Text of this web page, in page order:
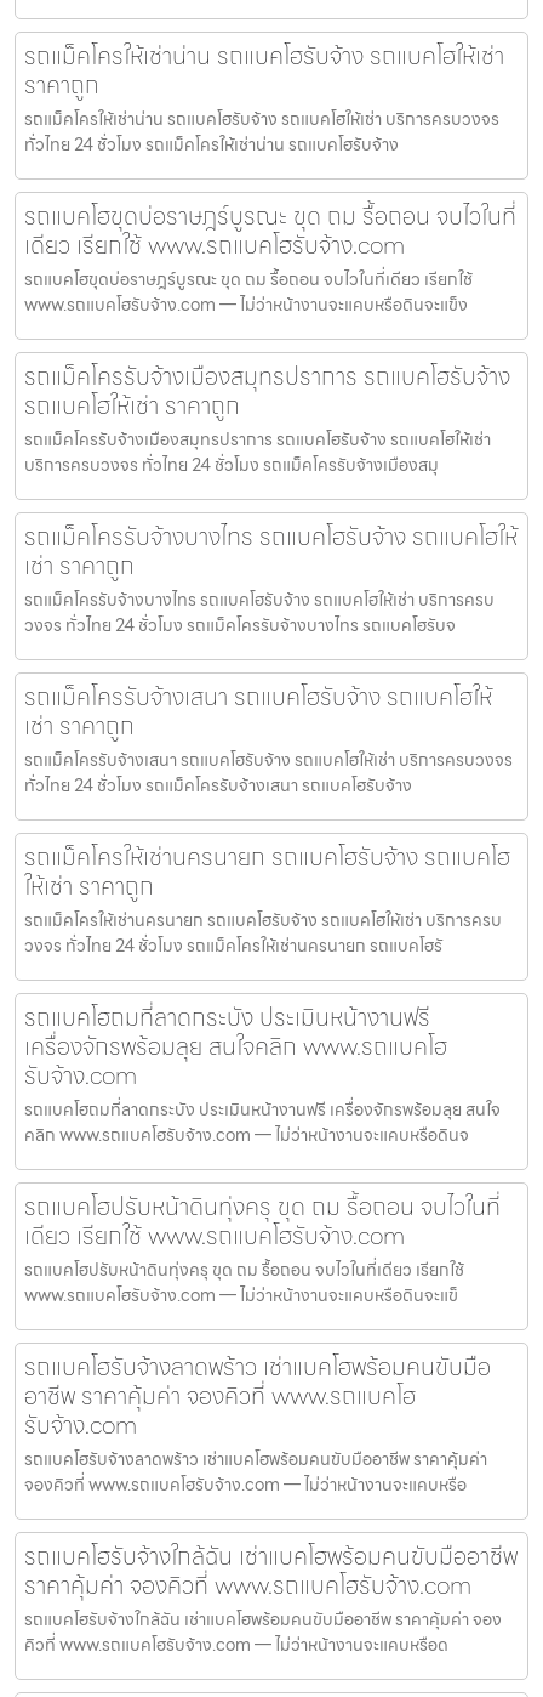
รถแม็คโครให้เช่าน่าน รถแบคโฮรับจ้าง รถแบคโฮให้เช่า
ราคาถูก
รถแม็คโครให้เช่าน่าน รถแบคโฮรับจ้าง รถแบคโฮให้เช่า บริการครบวงจร
ทั่วไทย 24 ชั่วโมง รถแม็คโครให้เช่าน่าน รถแบคโฮรับจ้าง
รถแบคโฮขุดบ่อราษฎร์บูรณะ ขุด ถม รื้อถอน จบไวในที่
เดียว เรียกใช้ www.รถแบคโฮรับจ้าง.com
รถแบคโฮขุดบ่อราษฎร์บูรณะ ขุด ถม รื้อถอน จบไวในที่เดียว เรียกใช้
www.รถแบคโฮรับจ้าง.com — ไม่ว่าหน้างานจะแคบหรือดินจะแข็ง
รถแม็คโครรับจ้างเมืองสมุทรปราการ รถแบคโฮรับจ้าง
รถแบคโฮให้เช่า ราคาถูก
รถแม็คโครรับจ้างเมืองสมุทรปราการ รถแบคโฮรับจ้าง รถแบคโฮให้เช่า
บริการครบวงจร ทั่วไทย 24 ชั่วโมง รถแม็คโครรับจ้างเมืองสมุ
รถแม็คโครรับจ้างบางไทร รถแบคโฮรับจ้าง รถแบคโฮให้
เช่า ราคาถูก
รถแม็คโครรับจ้างบางไทร รถแบคโฮรับจ้าง รถแบคโฮให้เช่า บริการครบ
วงจร ทั่วไทย 24 ชั่วโมง รถแม็คโครรับจ้างบางไทร รถแบคโฮรับจ
รถแม็คโครรับจ้างเสนา รถแบคโฮรับจ้าง รถแบคโฮให้
เช่า ราคาถูก
รถแม็คโครรับจ้างเสนา รถแบคโฮรับจ้าง รถแบคโฮให้เช่า บริการครบวงจร
ทั่วไทย 24 ชั่วโมง รถแม็คโครรับจ้างเสนา รถแบคโฮรับจ้าง
รถแม็คโครให้เช่านครนายก รถแบคโฮรับจ้าง รถแบคโฮ
ให้เช่า ราคาถูก
รถแม็คโครให้เช่านครนายก รถแบคโฮรับจ้าง รถแบคโฮให้เช่า บริการครบ
วงจร ทั่วไทย 24 ชั่วโมง รถแม็คโครให้เช่านครนายก รถแบคโฮรั
รถแบคโฮถมที่ลาดกระบัง ประเมินหน้างานฟรี
เครื่องจักรพร้อมลุย สนใจคลิก www.รถแบคโฮ
รับจ้าง.com
รถแบคโฮถมที่ลาดกระบัง ประเมินหน้างานฟรี เครื่องจักรพร้อมลุย สนใจ
คลิก www.รถแบคโฮรับจ้าง.com — ไม่ว่าหน้างานจะแคบหรือดินจ
รถแบคโฮปรับหน้าดินทุ่งครุ ขุด ถม รื้อถอน จบไวในที่
เดียว เรียกใช้ www.รถแบคโฮรับจ้าง.com
รถแบคโฮปรับหน้าดินทุ่งครุ ขุด ถม รื้อถอน จบไวในที่เดียว เรียกใช้
www.รถแบคโฮรับจ้าง.com — ไม่ว่าหน้างานจะแคบหรือดินจะแข็
รถแบคโฮรับจ้างลาดพร้าว เช่าแบคโฮพร้อมคนขับมือ
อาชีพ ราคาคุ้มค่า จองคิวที่ www.รถแบคโฮ
รับจ้าง.com
รถแบคโฮรับจ้างลาดพร้าว เช่าแบคโฮพร้อมคนขับมืออาชีพ ราคาคุ้มค่า
จองคิวที่ www.รถแบคโฮรับจ้าง.com — ไม่ว่าหน้างานจะแคบหรือ
รถแบคโฮรับจ้างใกล้ฉัน เช่าแบคโฮพร้อมคนขับมืออาชีพ
ราคาคุ้มค่า จองคิวที่ www.รถแบคโฮรับจ้าง.com
รถแบคโฮรับจ้างใกล้ฉัน เช่าแบคโฮพร้อมคนขับมืออาชีพ ราคาคุ้มค่า จอง
คิวที่ www.รถแบคโฮรับจ้าง.com — ไม่ว่าหน้างานจะแคบหรือด